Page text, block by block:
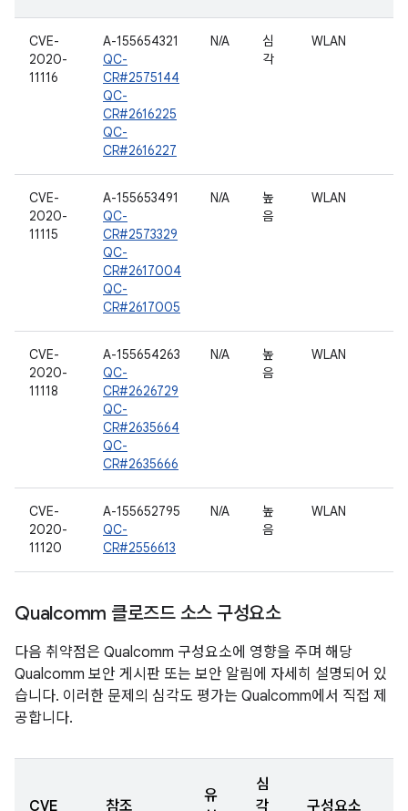
CVE-
2020-
11116
A-155654321
QC-
CR#2575144
QC-
CR#2616225
QC-
CR#2616227
N/A
심
각
WLAN
CVE-
2020-
11115
A-155653491
QC-
CR#2573329
QC-
CR#2617004
QC-
CR#2617005
N/A
높
음
WLAN
CVE-
2020-
11118
A-155654263
QC-
CR#2626729
QC-
CR#2635664
QC-
CR#2635666
N/A
높
음
WLAN
CVE-
2020-
11120
A-155652795
QC-
CR#2556613
N/A
높
음
WLAN
Qualcomm 클로즈드 소스 구성요소
다음 취약점은 Qualcomm 구성요소에 영향을 주며 해당
Qualcomm 보안 게시판 또는 보안 알림에 자세히 설명되어 있
습니다. 이러한 문제의 심각도 평가는 Qualcomm에서 직접 제
공합니다.
CVE 참조
유
심
각
구성요소